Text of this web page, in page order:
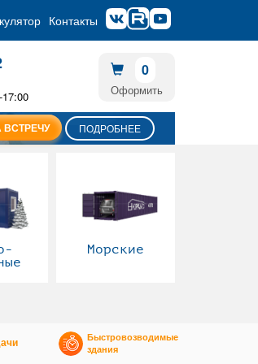
Контакты
0
Оформить
ПОДРОБНЕЕ
Морские
Быстровозводимые
здания